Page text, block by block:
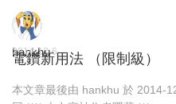
hankhu
2014-12-6
電鑽新用法 （限制級）
本文章最後由 hankhu 於 2014-